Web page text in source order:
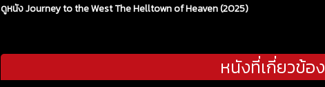
ดูหนัง Journey to the West The Helltown of Heaven (2025)
หนังที่เกี่ยวข้อง